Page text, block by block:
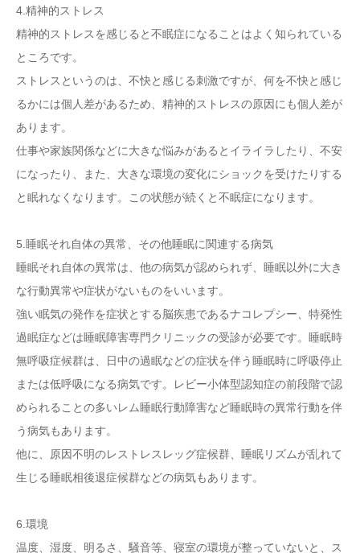
4.精神的ストレス
精神的ストレスを感じると不眠症になることはよく知られている
ところです。
ストレスというのは、不快と感じる刺激ですが、何を不快と感じ
るかには個人差があるため、精神的ストレスの原因にも個人差が
あります。
仕事や家族関係などに大きな悩みがあるとイライラしたり、不安
になったり、また、大きな環境の変化にショックを受けたりする
と眠れなくなります。この状態が続くと不眠症になります。
5.睡眠それ自体の異常、その他睡眠に関連する病気
睡眠それ自体の異常は、他の病気が認められず、睡眠以外に大き
な行動異常や症状がないものをいいます。
強い眠気の発作を症状とする脳疾患であるナコレプシー、特発性
過眠症などは睡眠障害専門クリニックの受診が必要です。睡眠時
無呼吸症候群は、日中の過眠などの症状を伴う睡眠時に呼吸停止
または低呼吸になる病気です。レビー小体型認知症の前段階で認
められることの多いレム睡眠行動障害など睡眠時の異常行動を伴
う病気もあります。
他に、原因不明のレストレスレッグ症候群、睡眠リズムが乱れて
生じる睡眠相後退症候群などの病気もあります。
6.環境
温度、湿度、明るさ、騒音等、寝室の環境が整っていないと、ス